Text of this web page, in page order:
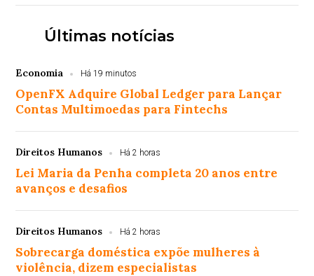
Últimas notícias
Economia Há 19 minutos
OpenFX Adquire Global Ledger para Lançar
Contas Multimoedas para Fintechs
Direitos Humanos Há 2 horas
Lei Maria da Penha completa 20 anos entre
avanços e desafios
Direitos Humanos Há 2 horas
Sobrecarga doméstica expõe mulheres à
violência, dizem especialistas